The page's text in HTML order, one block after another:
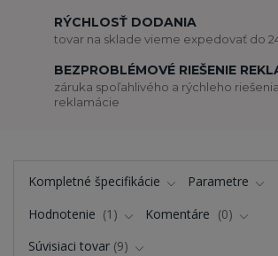
RÝCHLOSŤ DODANIA
tovar na sklade vieme expedovať do
BEZPROBLÉMOVÉ RIEŠENIE
záruka spoľahlivého a rýchleho
reklamácie
Kompletné špecifikácie
Parametre
Hodnotenie
1 Komentáre
0
Súvisiaci tovar 9